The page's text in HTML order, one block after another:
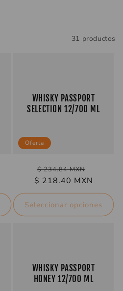
31 productos
WHISKY PASSPORT
SELECTION 12/700 ML
Oferta
Precio
habitual
$ 234.84 MXN
Precio
de
oferta
$ 218.40 MXN
Seleccionar opciones
WHISKY PASSPORT
HONEY 12/700 ML